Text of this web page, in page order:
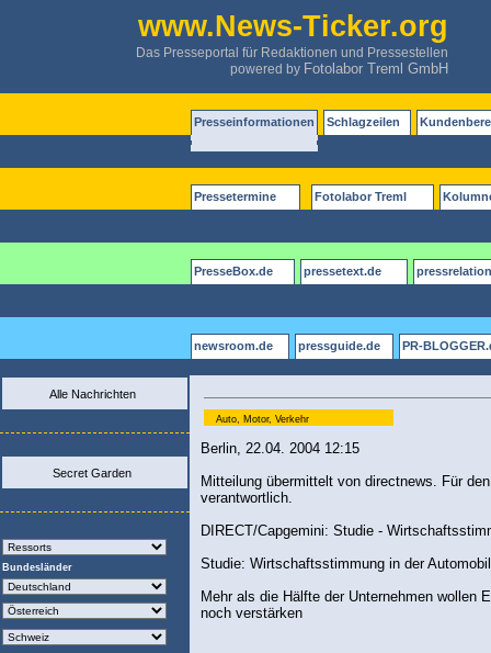
www.News-Ticker.org
Das Presseportal für Redaktionen und Pressestellen
powered by Fotolabor Treml GmbH
Presseinformationen Schlagzeilen
Pressetermine Fotolabor Treml
PresseBox.de pressetext.de
newsroom.de pressguide.de PR-
Alle Nachrichten
Secret Garden
Bundesländer
Auto, Motor, Verkehr
Berlin, 22.04. 2004 12:15
Mitteilung übermittelt von directnews. Für
verantwortlich.
DIRECT/Capgemini: Studie -
Studie: Wirtschaftsstimmung in der
Mehr als die Hälfte der Unternehmen wollen
noch verstärken